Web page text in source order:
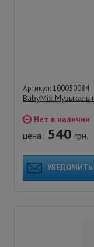
Артикул: 100050084
BabyMix
Нет в наличии
цена: 540 грн.